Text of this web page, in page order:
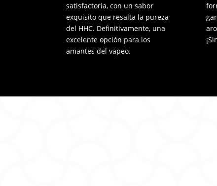
satisfactoria, con un sabor
exquisito que resalta la pureza
del HHC. Definitivamente, una
excelente opción para los
amantes del vapeo.